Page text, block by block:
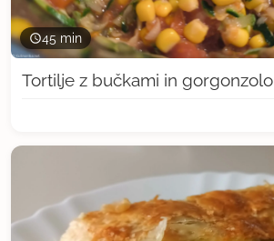
45 min
Tortilje z bučkami in gorgonzolo